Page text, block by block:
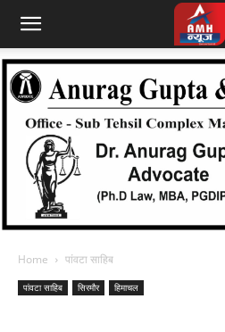
Home पांवटा साहिब
पांवटा साहिब सिरमौर हिमाचल